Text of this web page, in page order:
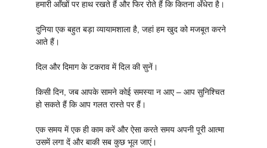
हमारी आँखों पर हाथ रखते हैं और फिर रोते हैं कि कितना अँधेरा है।
दुनिया एक बहुत बड़ा व्यायामशाला है, जहां हम खुद को मजबूत करने
आते हैं।
दिल और दिमाग के टकराव में दिल की सुनें।
किसी दिन, जब आपके सामने कोई समस्या न आए – आप सुनिश्चित
हो सकते हैं कि आप गलत रास्ते पर हैं।
एक समय में एक ही काम करें और ऐसा करते समय अपनी पूरी आत्मा
उसमें लगा दें और बाकी सब कुछ भूल जाएं।